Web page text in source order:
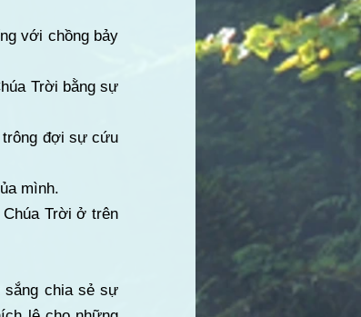
với chồng bảy
Trời bằng sự
trông đợi sự cứu
mình.
Trời ở trên
sắng chia sẻ sự